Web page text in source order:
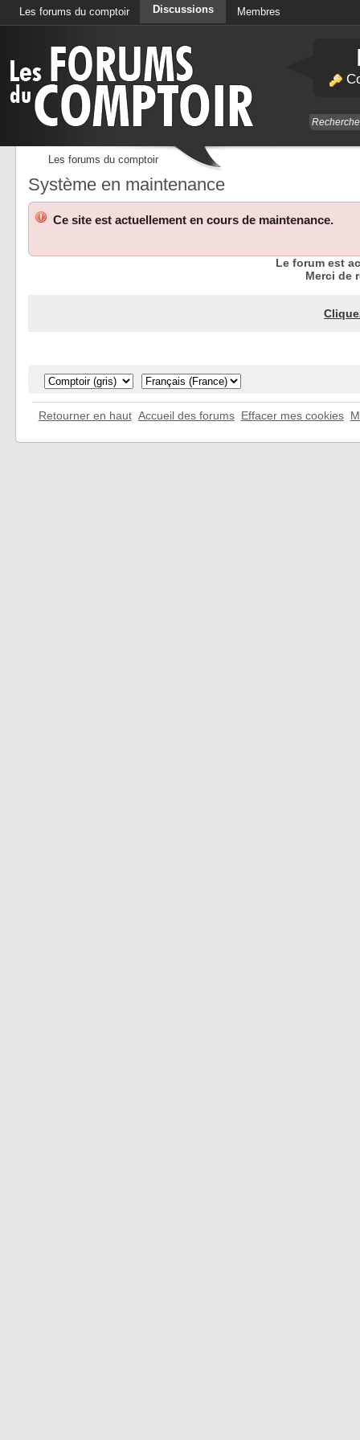
Les forums du comptoir Discussions Membres
Les forums du comptoir
Système en maintenance
Ce site est actuellement en cours de maintenance.
Le forum est
Merci de
Retourner en haut Accueil des forums Effacer mes cookies